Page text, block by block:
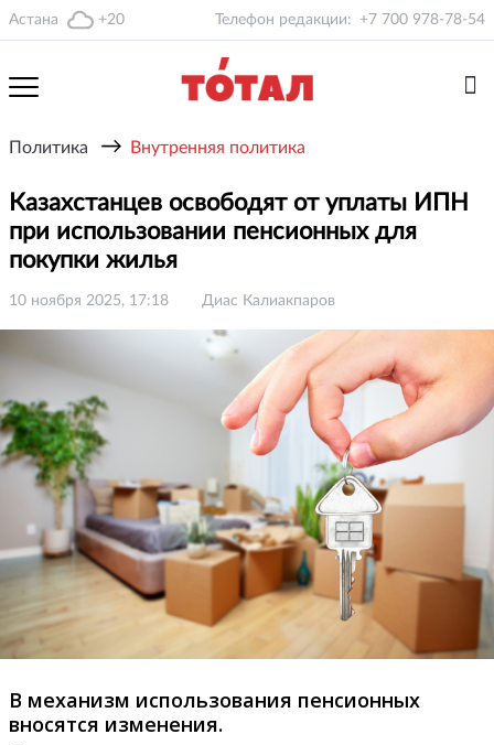
Астана +20 Телефон редакции: +7 700 978-78-54
Политика → Внутренняя политика
Казахстанцев освободят от уплаты ИПН
при использовании пенсионных для
покупки жилья
10 ноября 2025, 17:18 Диас Калиакпаров
В механизм использования пенсионных
вносятся изменения.